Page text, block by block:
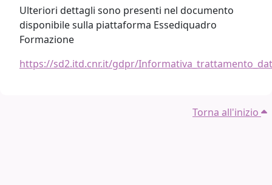
Ulteriori dettagli sono presenti nel documento
disponibile sulla piattaforma Essediquadro
Formazione
https://sd2.itd.cnr.it/gdpr/
Torna all'inizio